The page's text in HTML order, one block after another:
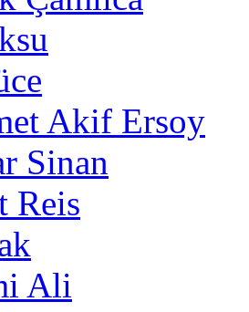
Akif Ersoy
Sinan
Reis
Ali